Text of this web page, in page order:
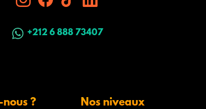
+212 6 888 73407
? Nos niveaux